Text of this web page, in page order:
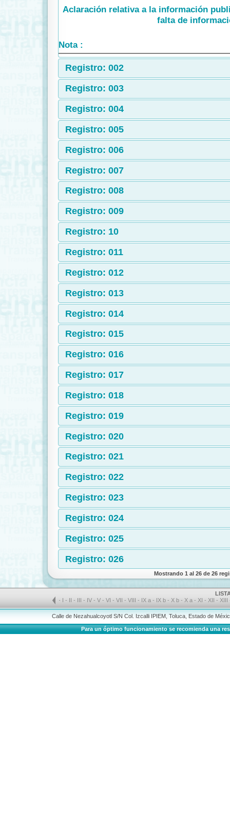
Aclaración relativa a la información
falta de
Nota :
Registro: 002
Registro: 003
Registro: 004
Registro: 005
Registro: 006
Registro: 007
Registro: 008
Registro: 009
Registro: 10
Registro: 011
Registro: 012
Registro: 013
Registro: 014
Registro: 015
Registro: 016
Registro: 017
Registro: 018
Registro: 019
Registro: 020
Registro: 021
Registro: 022
Registro: 023
Registro: 024
Registro: 025
Registro: 026
Mostrando 1 al 26 de 26
- I- II- III- IV-V-VI-VII-VIII- IX a - IX b - X b - X a - XI- XII- XIII
Calle de Nezahualcoyotl S/N Col. Izcalli IPIEM, Toluca, Estado de
Para un óptimo funcionamiento se recomienda una